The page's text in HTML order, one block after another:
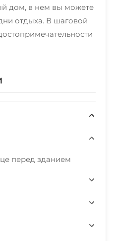
дом, в нем вы можете
отдыха. В шаговой
перед зданием
всей территории